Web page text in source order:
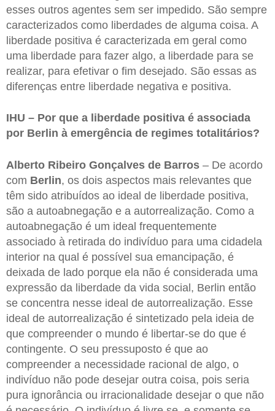
esses outros agentes sem ser impedido. São sempre
caracterizados como liberdades de alguma coisa. A
liberdade positiva é caracterizada em geral como
uma liberdade para fazer algo, a liberdade para se
realizar, para efetivar o fim desejado. São essas as
diferenças entre liberdade negativa e positiva.
IHU – Por que a liberdade positiva é associada
por Berlin à emergência de regimes totalitários?
Alberto Ribeiro Gonçalves de Barros – De acordo
com Berlin, os dois aspectos mais relevantes que
têm sido atribuídos ao ideal de liberdade positiva,
são a autoabnegação e a autorrealização. Como a
autoabnegação é um ideal frequentemente
associado à retirada do indivíduo para uma cidadela
interior na qual é possível sua emancipação, é
deixada de lado porque ela não é considerada uma
expressão da liberdade da vida social, Berlin então
se concentra nesse ideal de autorrealização. Esse
ideal de autorrealização é sintetizado pela ideia de
que compreender o mundo é libertar-se do que é
contingente. O seu pressuposto é que ao
compreender a necessidade racional de algo, o
indivíduo não pode desejar outra coisa, pois seria
pura ignorância ou irracionalidade desejar o que não